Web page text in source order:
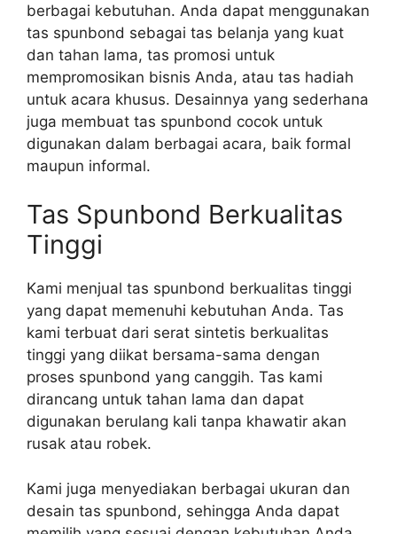
berbagai kebutuhan. Anda dapat menggunakan
tas spunbond sebagai tas belanja yang kuat
dan tahan lama, tas promosi untuk
mempromosikan bisnis Anda, atau tas hadiah
untuk acara khusus. Desainnya yang sederhana
juga membuat tas spunbond cocok untuk
digunakan dalam berbagai acara, baik formal
maupun informal.
Tas Spunbond Berkualitas
Tinggi
Kami menjual tas spunbond berkualitas tinggi
yang dapat memenuhi kebutuhan Anda. Tas
kami terbuat dari serat sintetis berkualitas
tinggi yang diikat bersama-sama dengan
proses spunbond yang canggih. Tas kami
dirancang untuk tahan lama dan dapat
digunakan berulang kali tanpa khawatir akan
rusak atau robek.
Kami juga menyediakan berbagai ukuran dan
desain tas spunbond, sehingga Anda dapat